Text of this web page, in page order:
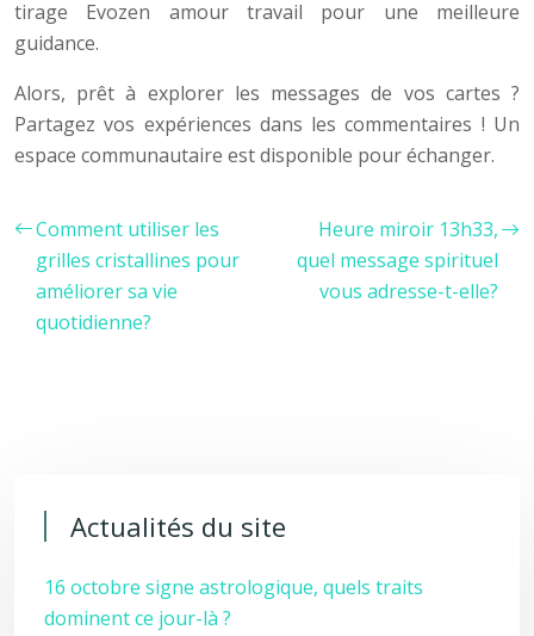
tirage Evozen amour travail pour une meilleure
guidance.
Alors, prêt à explorer les messages de vos cartes ?
Partagez vos expériences dans les commentaires ! Un
espace communautaire est disponible pour échanger.
Comment utiliser les
grilles cristallines pour
améliorer sa vie
quotidienne?
Heure miroir 13h33,
quel message spirituel
vous adresse-t-elle?
Actualités du site
16 octobre signe astrologique, quels traits
dominent ce jour-là ?